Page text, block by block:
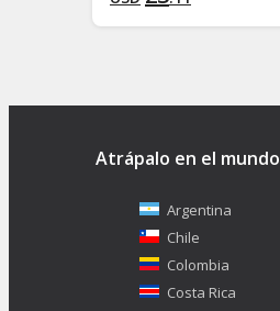
Atrápalo en el mundo
Argentina
Chile
Colombia
Costa Rica